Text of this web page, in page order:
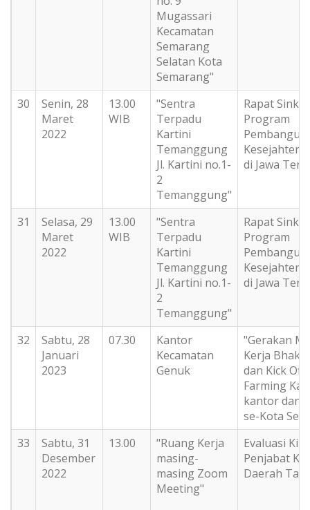
Mugassari
Kecamatan
Semarang
Selatan Kota
Semarang"
30
Senin, 28
Maret
2022
13.00
WIB
"Sentra
Terpadu
Kartini
Temanggung
Jl. Kartini no.1-
2
Temanggung"
Rapat
Program
di Jawa
31
Selasa, 29
Maret
2022
13.00
WIB
"Sentra
Terpadu
Kartini
Temanggung
Jl. Kartini no.1-
2
Temanggung"
Rapat
Program
di Jawa
32
Sabtu, 28
Januari
2023
07.30
Kantor
Kecamatan
Genuk
"Gerakan
Kerja Bhakti
dan Kick Off
Farming
kantor dan
se-Kota
33
Sabtu, 31
Desember
2022
13.00
"Ruang Kerja
masing-
masing Zoom
Meeting"
Evaluasi
Penjabat
Daerah